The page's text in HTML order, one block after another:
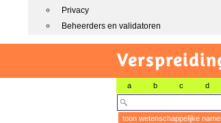
Privacy
Beheerders en validatoren
a b c d
toon wetenschappelijke